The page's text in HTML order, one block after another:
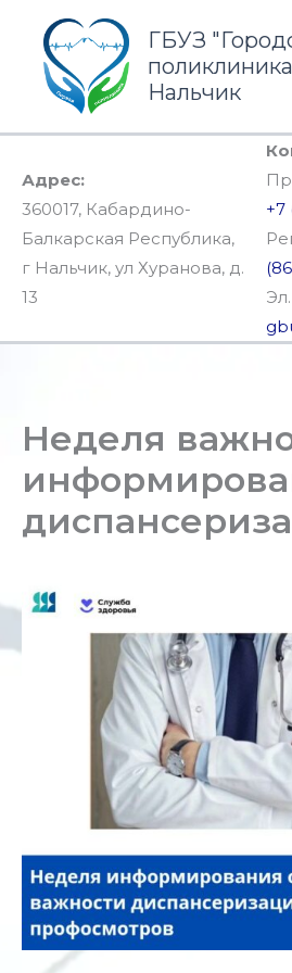
Перейти
содержимому
ГБУЗ
Нальчик
Адрес:
360017, Кабардино-
Балкарская Республика,
г Нальчик, ул Хуранова, д.
13
+7
Неделя